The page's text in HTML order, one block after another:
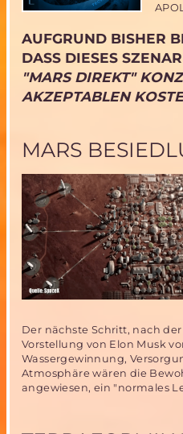
AUFGRUND BISHER
DASS DIESES
"MARSDIREKT"
AKZEPTABLEN
MARS
Der nächste Schritt, nach
Vorstellung von Elon Musk
Wassergewinnung,
Atmosphäre wären die
angewiesen, ein "normales